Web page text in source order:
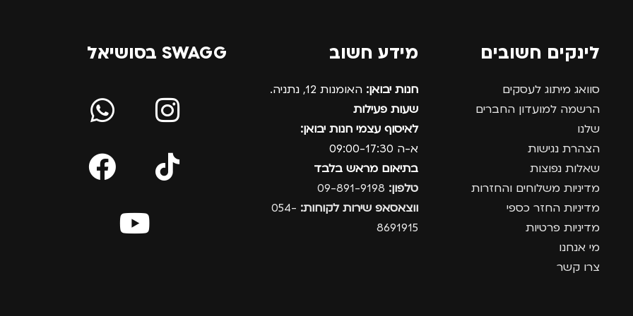
לינקים חשובים
סוואג מיתוג לעסקים
הרשמה למועדון החברים
שלנו
הצהרת נגישות
שאלות נפוצות
מדיניות משלוחים והחזרות
מדיניות החזר כספי
מדיניות פרטיות
מי אנחנו
צרו קשר
מידע חשוב
חנות יבואן: האומנות 12, נתניה.
שעות פעילות
לאיסוף עצמי חנות יבואן:
א-ה 09:00-17:30
בתיאום מראש בלבד
טלפון:
ווצאסאפ שירות לקוחות: 054-
8691915
SWAGG בסושיאל